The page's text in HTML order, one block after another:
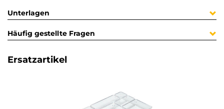
Unterlagen
Häufig gestellte Fragen
Ersatzartikel